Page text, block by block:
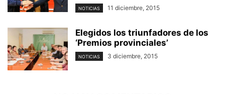
NOTICIAS 11 diciembre, 2015
Elegidos los triunfadores de los
‘Premios provinciales’
NOTICIAS 3 diciembre, 2015